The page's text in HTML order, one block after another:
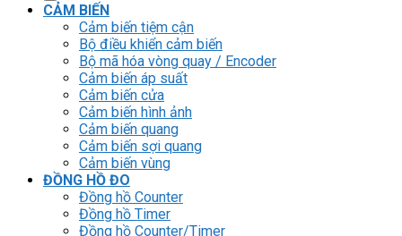
CẢM BIẾN
Cảm biến tiệm cận
Bộ điều khiển cảm biến
Bộ mã hóa vòng quay / Encoder
Cảm biến áp suất
Cảm biến cửa
Cảm biến hình ảnh
Cảm biến quang
Cảm biến sợi quang
Cảm biến vùng
ĐỒNG HỒ ĐO
Đồng hồ Counter
Đồng hồ Timer
Đồng hồ Counter/Timer